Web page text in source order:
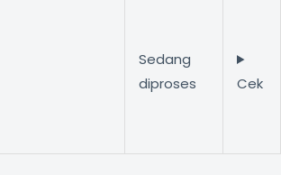
Sedang
diproses
Cek